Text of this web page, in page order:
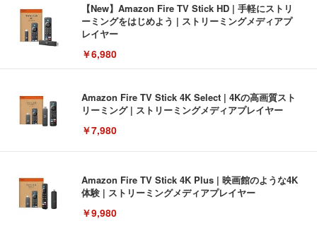
【New】Amazon Fire TV Stick HD | 手軽にストリ
ーミングをはじめよう | ストリーミングメディアプ
レイヤー
￥6,980
Amazon Fire TV Stick 4K Select | 4Kの高画質スト
リーミング | ストリーミングメディアプレイヤー
￥7,980
Amazon Fire TV Stick 4K Plus | 映画館のような4K
体験 | ストリーミングメディアプレイヤー
￥9,980